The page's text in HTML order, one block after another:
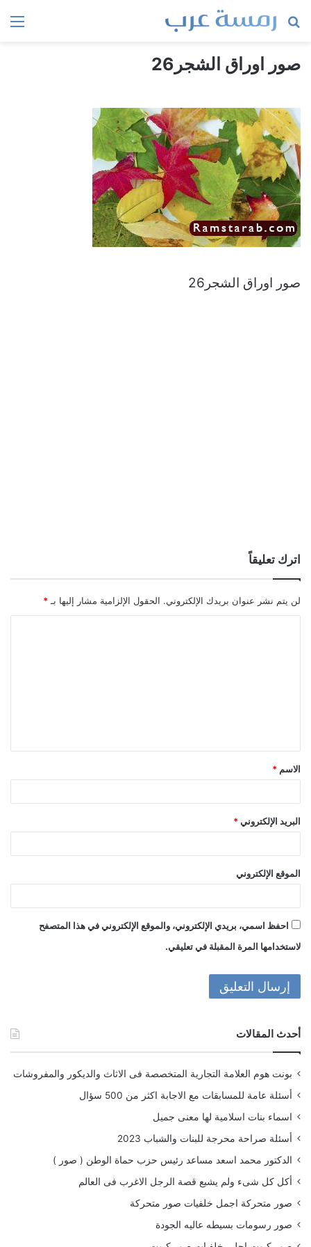
بحث
صور اوراق الشجر26
صور اوراق الشجر26
اترك تعليقاً
لن يتم نشر عنوان بريدك الإلكتروني. الحقول الإلزامية مشار إليها بـ *
ق
*
الاسم *
البريد الإلكتروني *
الموقع الإلكتروني
احفظ اسمي، بريدي الإلكتروني، والموقع الإلكتروني في هذا المتصفح
لاستخدامها المرة المقبلة في تعليقي.
أحدث المقالات
بونت هوم العلامة التجارية المتخصصة فى الاثاث والديكور والمفروشات
أسئلة عامة للمسابقات مع الاجابة اكثر من 500 سؤال
اسماء بنات اسلامية لها معنى جميل
أسئلة صراحة محرجة للبنات والشباب 2023
الدكتور محمد اسعد مساعد رئيس حزب حماة الوطن ( صور )
أكل كل شىء ولم يشبع قصة الرجل الاغرب فى العالم
صور متحركة اجمل خلفيات صور متحركة
صور رسومات بسيطه عاليه الجودة